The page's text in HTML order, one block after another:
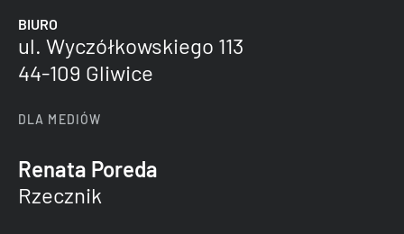
BIURO
ul. Wyczółkowskiego 113
44-109 Gliwice
DLA MEDIÓW
Renata Poreda
Rzecznik